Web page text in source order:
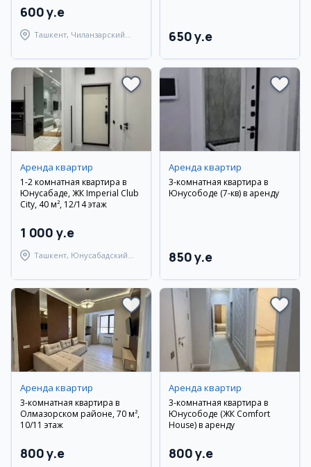
600 y.e
Ташкент, Чиланзарский
650 y.e
Аренда квартир
1-2 комнатная квартира в
Юнусабаде, ЖК Imperial Club
City, 40 м², 12/14 этаж
1 000 y.e
Ташкент, Юнусабадский
Аренда квартир
3-комнатная квартира в
Юнусободе (7-кв) в аренду
850 y.e
Аренда квартир
3-комнатная квартира в
Олмазорском районе, 70 м²,
10/11 этаж
800 y.e
Аренда квартир
3-комнатная квартира в
Юнусободе (ЖК Comfort
House) в аренду
800 y.e